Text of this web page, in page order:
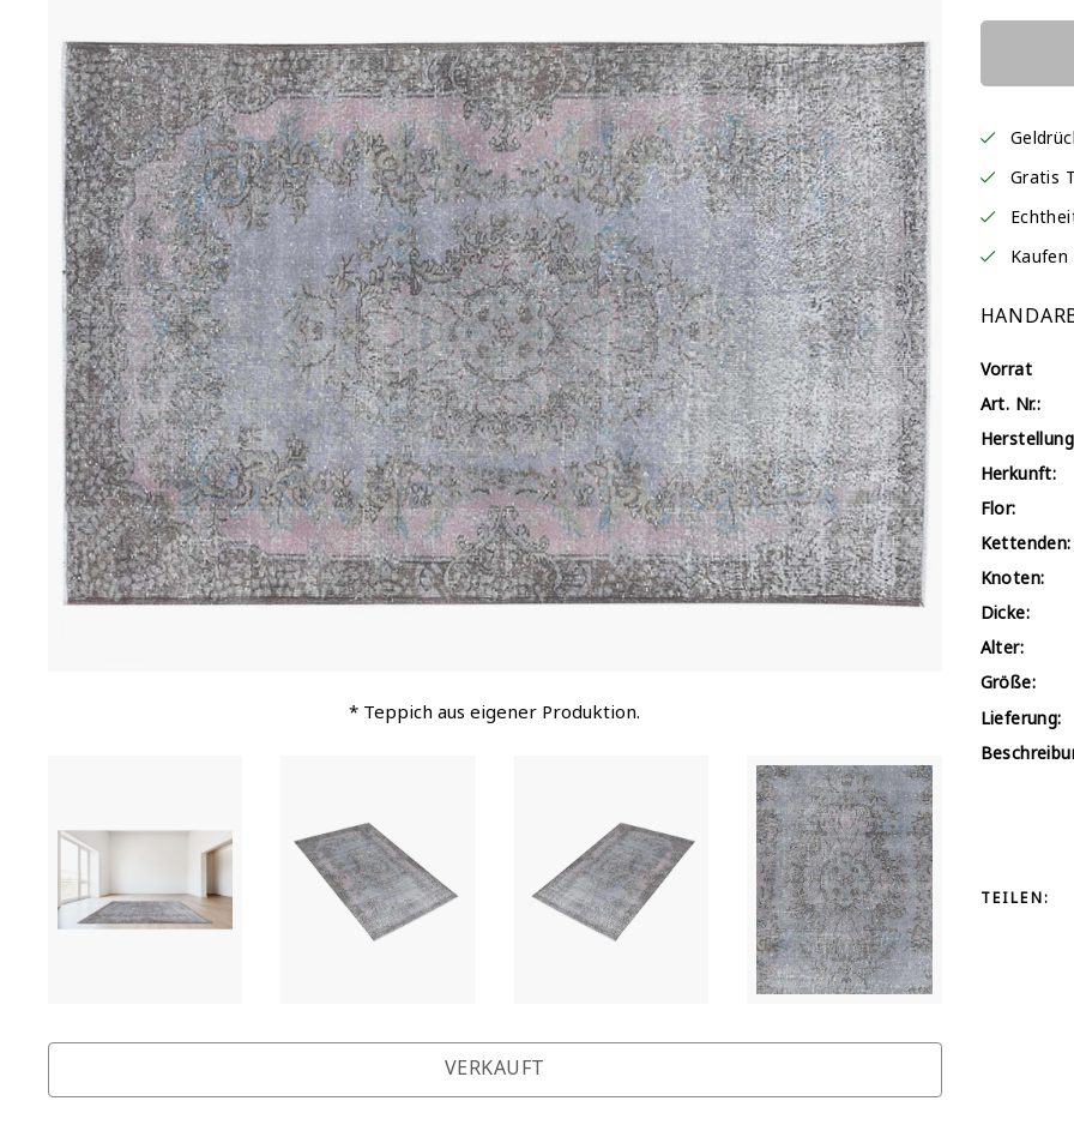
* Teppich aus eigener Produktion.
VERKAUFT
Gratis
Vorrat
Art. Nr.:
Herkunft:
Flor:
Kettenden:
Knoten:
Dicke:
Alter:
Größe:
Lieferung:
TEILEN: